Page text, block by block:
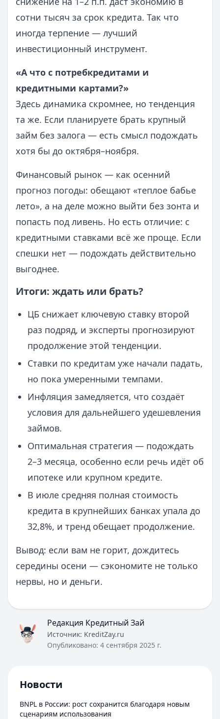
сотни тысяч за срок кредита. Так что
иногда терпение — лучший
инвестиционный инструмент.
«А что с потребкредитами и
кредитными картами?»
Здесь динамика скромнее, но тенденция
та же. Если планируете брать крупный
займ без залога — есть смысл подождать
хотя бы до октября–ноября.
Финансовый рынок — как осенний
прогноз погоды: обещают «теплое бабье
лето», а на деле можно выйти без зонта и
попасть под ливень. Но есть отличие: с
кредитными ставками всё же проще. Если
спешки нет — подождать действительно
выгоднее.
Итоги: ждать или брать?
ЦБ снижает ключевую ставку второй
раз подряд, и эксперты прогнозируют
продолжение этой тенденции.
Ставки по кредитам уже начали падать,
но пока умеренными темпами.
Инфляция замедляется, что создаёт
условия для дальнейшего удешевления
займов.
Оптимальная стратегия — подождать
2–3 месяца, особенно если речь идёт об
ипотеке или крупном кредите.
В июле средняя полная стоимость
кредита в крупнейших банках упала до
32,8%, и тренд обещает продолжение.
Вывод: если вам не горит, дождитесь
середины осени — сэкономите не только
нервы, но и деньги.
Редакция Кредитный Зай
Источник: KreditZay.ru
Опубликовано: 4 сентября 2025 г.
Новости
BNPL в России: рост сохранится благодаря новым
сценариям использования